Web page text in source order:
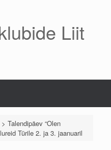
Liit
Talendipäev “Olen
Türile 2. ja 3. jaanuaril